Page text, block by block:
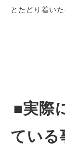
とたどり着い
■実際
ている